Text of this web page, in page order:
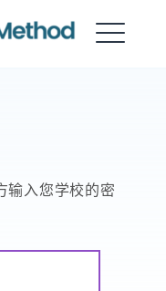
输入您学校的密